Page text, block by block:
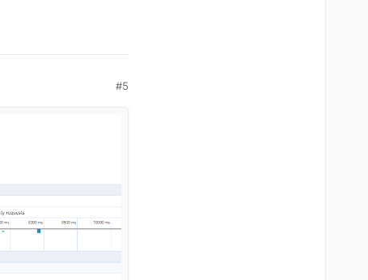
#5